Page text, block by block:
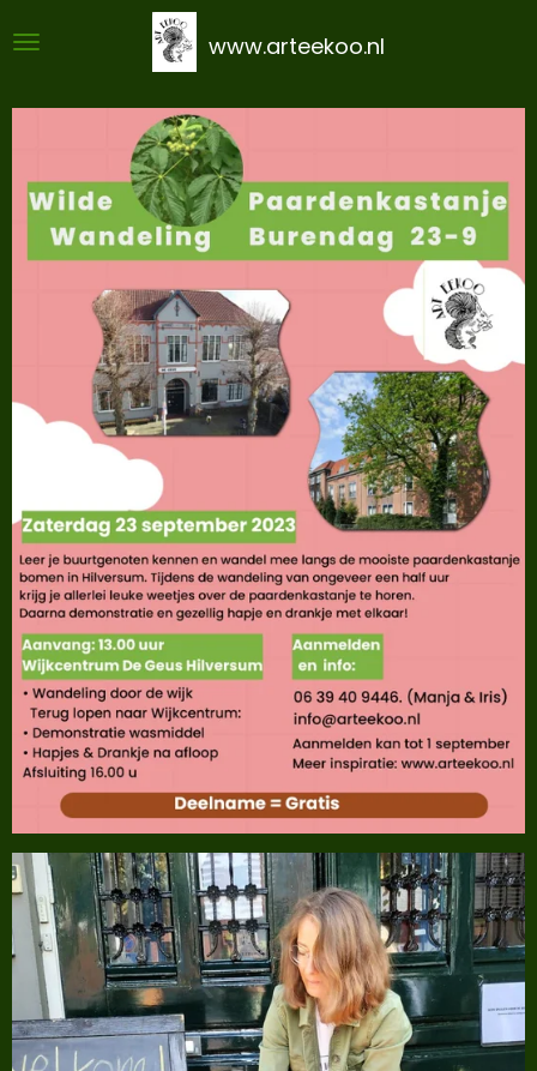
direct
de
www.arteekoo.nl